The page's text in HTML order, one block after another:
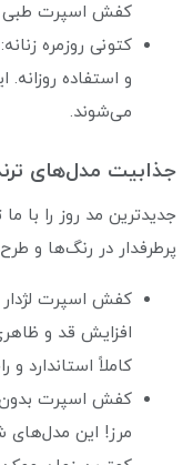
کفش اسپرت طبی
کتونی روزمره
و استفاده
می‌شوند.
جذابیت مدل‌های
جدیدترین مد روز را با
پرطرفدار در رنگ‌ها و
کفش اسپرت لژدار
افزایش قد و
کاملاً استاندارد
کفش اسپرت بدون
مرز! این مدل‌های